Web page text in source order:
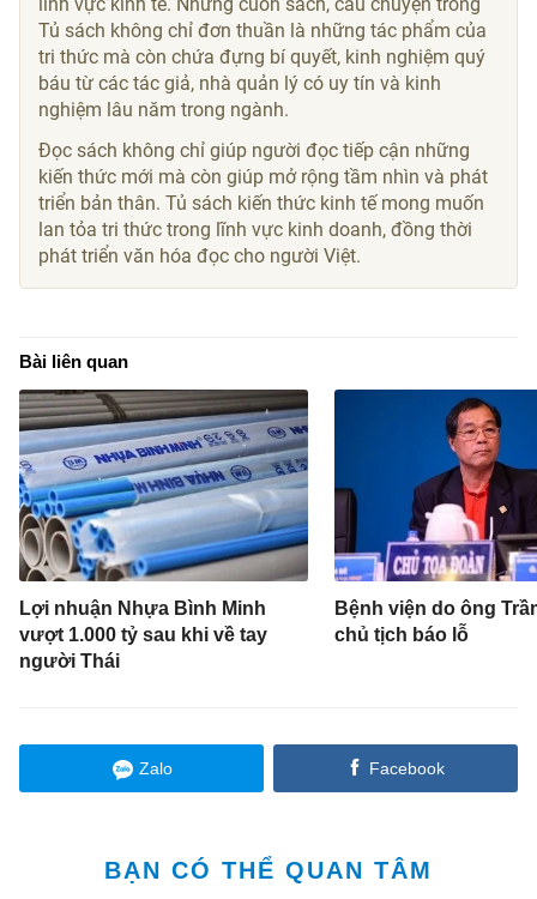
Tủ sách không chỉ đơn thuần là những tác phẩm của
tri thức mà còn chứa đựng bí quyết, kinh nghiệm quý
báu từ các tác giả, nhà quản lý có uy tín và kinh
nghiệm lâu năm trong ngành.
Đọc sách không chỉ giúp người đọc tiếp cận những
kiến thức mới mà còn giúp mở rộng tầm nhìn và phát
triển bản thân. Tủ sách kiến thức kinh tế mong muốn
lan tỏa tri thức trong lĩnh vực kinh doanh, đồng thời
phát triển văn hóa đọc cho người Việt.
Bài liên quan
Lợi nhuận Nhựa Bình Minh
vượt 1.000 tỷ sau khi về tay
người Thái
Bệnh viện do ông
chủ tịch báo lỗ
Zalo Facebook
BẠN CÓ THỂ QUAN TÂM